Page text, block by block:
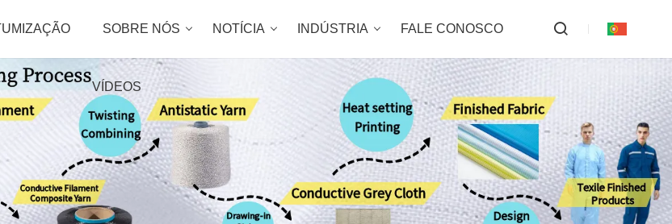
SOBRE NÓS NOTÍCIA INDÚSTRIA FALE CONOSCO
VÍDEOS